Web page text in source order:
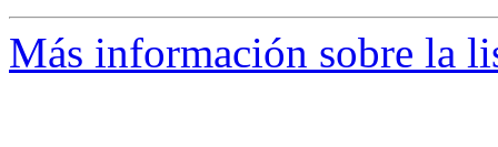
Más información sobre la